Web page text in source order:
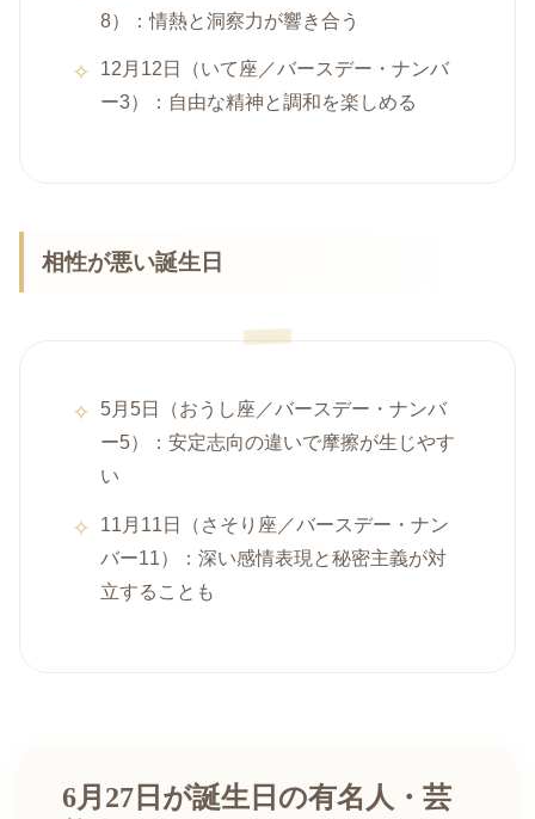
8）：情熱と洞察力が響き合う
12月12日（いて座／バースデー・ナンバ
ー3）：自由な精神と調和を楽しめる
相性が悪い誕生日
5月5日（おうし座／バースデー・ナンバ
ー5）：安定志向の違いで摩擦が生じやす
い
11月11日（さそり座／バースデー・ナン
バー11）：深い感情表現と秘密主義が対
立することも
6月27日が誕生日の有名人・芸